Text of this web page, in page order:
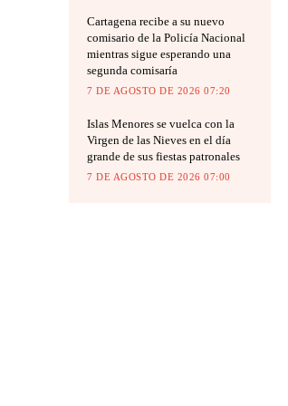
Cartagena recibe a su nuevo
comisario de la Policía Nacional
mientras sigue esperando una
segunda comisaría
7 DE AGOSTO DE 2026 07:20
Islas Menores se vuelca con la
Virgen de las Nieves en el día
grande de sus fiestas patronales
7 DE AGOSTO DE 2026 07:00